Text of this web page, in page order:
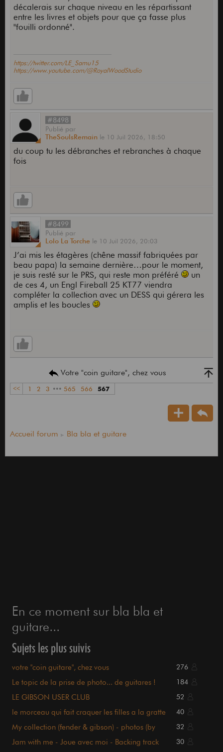
décalerais sur chaque niveau en les répartissant
entre les livres et objets pour que ça fasse plus
"fouilli ordonné".
https://twitter.com/LE_Samu15
https://www.youtube.com/@RoyalWoodStudio
#8498
Publié par
TheSoulsRemain le 10 Juil 2026, 18:50
du coup tu les débranches et rebranches à chaque
fois
#8499
Publié par
Lolo La Torche le 10 Juil 2026, 20:03
J’ai mis les étagères (chêne massif fabriquées par
beau papa) la semaine dernière…pour le moment,
je suis resté sur le PRS, qui reste mon préféré
un
de ces 4, un Engl Fireball 25 KT77 viendra
compléter la collection avec un DESS qui gérera les
amplis et les boucles
Votre "coin guitare", chez vous
<< 1 2 3 ••• 565 566 567
Accueil forum Bla bla et guitare
En ce moment sur bla bla et
guitare...
Sujets les plus suivis
votre "coin guitare", chez vous 276
Le topic de la prise de photo... de guitares ! 184
LE GIBSON USER CLUB 52
le morceau qui fait craquer les filles a la gratte 40
My collection (fender & gibson) - photos (by
32
Jam with me - Joue avec moi - Backing track
30